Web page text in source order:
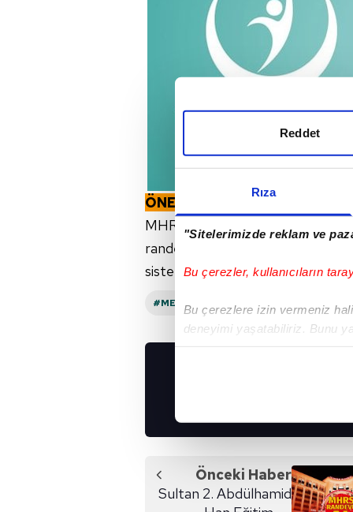
Rıza
"Sitelerimizde reklam ve
Bu çerezler, kullanıcıların
Bu çerezlere izin vermeniz
deneyimi yaşatabiliriz. Bunu
Her halükârda, kullanıcılar,
amacıyla kullanılmaktadır.
reklam/pazarlama faaliyetlerinin
Reddet
ÖNEMLİ BİLGİ👀
MHRS internet sitesi üzerinden
randevular iki yolla alınabiliyor.
sistemine kayıt olması gerekiyor.
#MERKEZI HEKIM RANDEVU SISTEMI
Önceki Haber
Sultan 2. Abdülhamid